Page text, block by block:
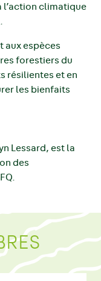
climatique
aux espèces
forestiers du
résilientes et en
les bienfaits
Lessard, est la
des